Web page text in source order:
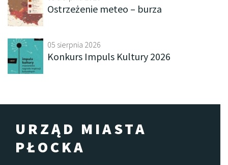
Ostrzeżenie meteo – burza
05 sierpnia 2026
Konkurs Impuls Kultury 2026
URZĄD MIASTA
PŁOCKA